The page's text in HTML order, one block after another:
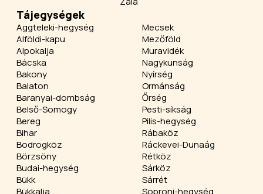
Tájegységek
Aggteleki-hegység
Alföldi-kapu
Alpokalja
Bácska
Bakony
Balaton
Baranyai-dombság
Belső-Somogy
Bereg
Bihar
Bodrogköz
Börzsöny
Budai-hegység
Bükk
Bükkalja
Mecsek
Mezőföld
Muravidék
Nagykunság
Nyírség
Ormánság
Őrség
Pesti-síkság
Pilis-hegység
Rábaköz
Ráckevei-Dunaág
Rétköz
Sárköz
Sárrét
Soproni-hegység